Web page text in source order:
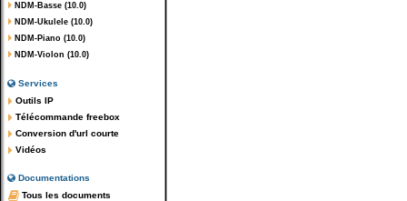
NDM-Basse (10.0)
NDM-Ukulele (10.0)
NDM-Piano (10.0)
NDM-Violon (10.0)
Services
Outils IP
Télécommande freebox
Conversion d'url courte
Vidéos
Documentations
Tous les documents